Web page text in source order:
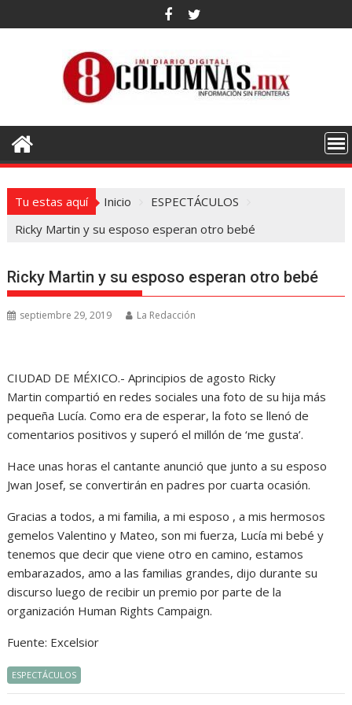
al
Tu estas aquí Inicio
ESPECTÁCULOS
Ricky Martin y su esposo esperan otro bebé
Ricky Martin y su esposo esperan otro bebé
septiembre 29, 2019 La Redacción
CIUDAD DE MÉXICO.- Aprincipios de agosto Ricky
Martin compartió en redes sociales una foto de su hija más
pequeña Lucía. Como era de esperar, la foto se llenó de
comentarios positivos y superó el millón de ‘me gusta’.
Hace unas horas el cantante anunció que junto a su esposo
Jwan Josef, se convertirán en padres por cuarta ocasión.
Gracias a todos, a mi familia, a mi esposo , a mis hermosos
gemelos Valentino y Mateo, son mi fuerza, Lucía mi bebé y
tenemos que decir que viene otro en camino, estamos
embarazados, amo a las familias grandes, dijo durante su
discurso luego de recibir un premio por parte de la
organización Human Rights Campaign.
Fuente: Excelsior
ESPECTÁCULOS